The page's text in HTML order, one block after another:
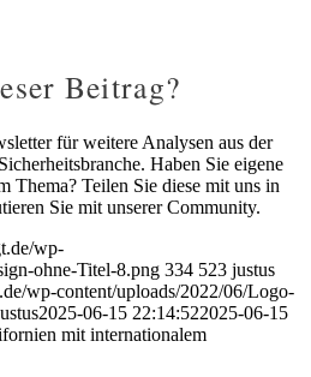
Beitrag?
für weitere Analysen aus der
Haben Sie eigene
Thema? Teilen Sie diese mit uns in
Sie mit unserer Community.
wp-
ohne-Titel-8.png 334 523 justus
wp-content/uploads/2022/06/Logo-
2025-06-15 22:14:522025-06-15
mit internationalem